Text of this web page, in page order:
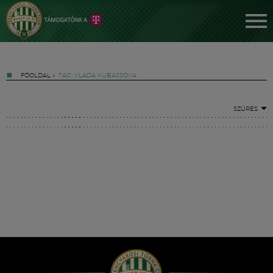
FŐOLDAL » TAG: VLADA KUBASSOVA
SZŰRÉS
Hírek